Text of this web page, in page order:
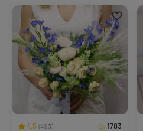
4.5 (493)
1783